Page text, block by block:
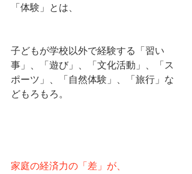
「体験」とは、
子どもが学校以外で経験する「習い
事」、「遊び」、「文化活動」、「ス
ポーツ」、「自然体験」、「旅行」な
どもろもろ。
家庭の経済力の「差」が、